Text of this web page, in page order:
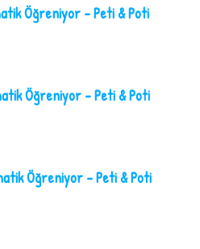
Öğreniyor – Peti & Poti
Öğreniyor – Peti & Poti
Öğreniyor – Peti & Poti